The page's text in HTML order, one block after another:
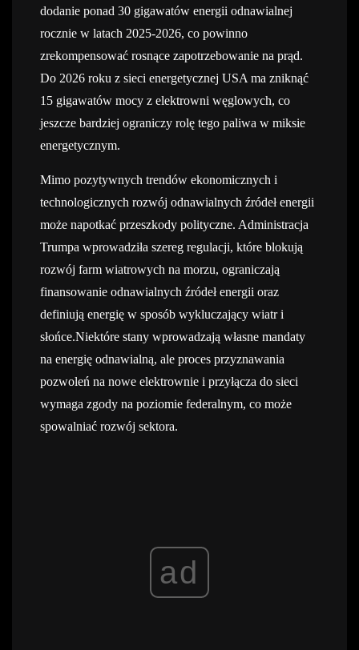
dodanie ponad 30 gigawatów energii odnawialnej
rocznie w latach 2025-2026, co powinno
zrekompensować rosnące zapotrzebowanie na prąd.
Do 2026 roku z sieci energetycznej USA ma zniknąć
15 gigawatów mocy z elektrowni węglowych, co
jeszcze bardziej ograniczy rolę tego paliwa w miksie
energetycznym.
Mimo pozytywnych trendów ekonomicznych i
technologicznych rozwój odnawialnych źródeł energii
może napotkać przeszkody polityczne. Administracja
Trumpa wprowadziła szereg regulacji, które blokują
rozwój farm wiatrowych na morzu, ograniczają
finansowanie odnawialnych źródeł energii oraz
definiują energię w sposób wykluczający wiatr i
słońce.Niektóre stany wprowadzają własne mandaty
na energię odnawialną, ale proces przyznawania
pozwoleń na nowe elektrownie i przyłącza do sieci
wymaga zgody na poziomie federalnym, co może
spowalniać rozwój sektora.
ad